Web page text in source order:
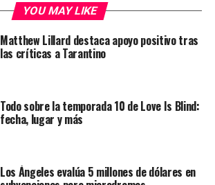
YOU MAY LIKE
Matthew Lillard destaca apoyo positivo tras
las críticas a Tarantino
Todo sobre la temporada 10 de Love Is Blind:
fecha, lugar y más
Los Ángeles evalúa 5 millones de dólares en